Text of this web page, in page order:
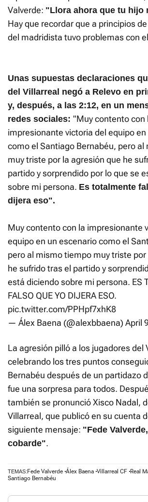
Valverde: "Llora ahora que tu hijo
Hay que recordar que a principios
del madridista tuvo problemas con
Unas supuestas declaraciones
del Villarreal negó a Relevo en
y, después, a las 2:12, en un
redes sociales: "Muy contento con
impresionante victoria del equipo
como el Santiago Bernabéu, pero
muy triste por la agresión que he
partido y sorprendido por lo que se
sobre mi persona. Es totalmente
dijera eso".
Muy contento con la impresionante
equipo en un escenario como el
pero al mismo tiempo muy triste por
he sufrido tras el partido y
está diciendo sobre mi persona. ES
FALSO QUE YO DIJERA ESO.
pic.twitter.com/PPHpf7xhK8
— Álex Baena (@alexbbaena) April
La agresión pilló a los jugadores del
celebrando los tres puntos
Bernabéu después de un partidazo
fue una sorpresa para todos.
también se pronunció Xisco Nadal,
Villarreal, que publicó en su cuenta
siguiente mensaje: "Fede
cobarde".
TEMAS: Fede Valverde Álex Baena Villarreal CF Real
Santiago Bernabéu